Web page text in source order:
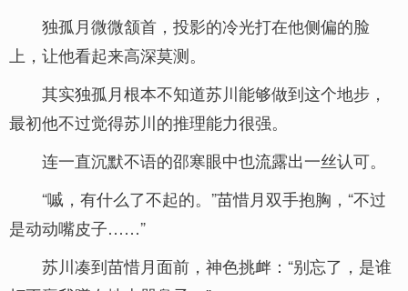
独孤月微微颔首，投影的冷光打在他侧偏的脸
上，让他看起来高深莫测。
其实独孤月根本不知道苏川能够做到这个地步，
最初他不过觉得苏川的推理能力很强。
连一直沉默不语的邵寒眼中也流露出一丝认可。
“嘁，有什么了不起的。”苗惜月双手抱胸，“不过
是动动嘴皮子……”
苏川凑到苗惜月面前，神色挑衅：“别忘了，是谁